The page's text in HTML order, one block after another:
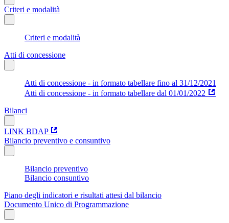
Criteri e modalità
Criteri e modalità
Atti di concessione
Atti di concessione - in formato tabellare fino al 31/12/2021
Atti di concessione - in formato tabellare dal 01/01/2022
Bilanci
LINK BDAP
Bilancio preventivo e consuntivo
Bilancio preventivo
Bilancio consuntivo
Piano degli indicatori e risultati attesi dal bilancio
Documento Unico di Programmazione